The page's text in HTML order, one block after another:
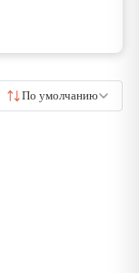
По умолчанию